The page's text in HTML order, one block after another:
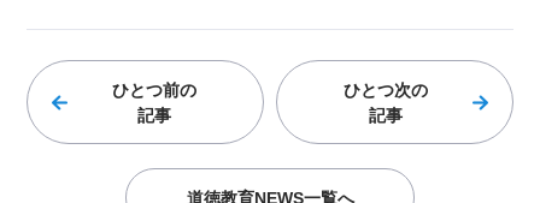
ひとつ前の
記事
道徳教育NEWS一覧へ
ひとつ次の
記事